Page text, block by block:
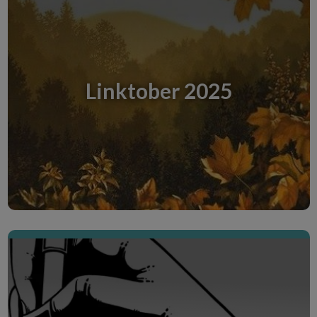
Linktober 2025
Extraits et autres
expérimentations
Ici je publie des extraits de longs projets en cours
ainsi que des expérimentations en sens divers...
Crédit image : © CDD20 | Pixabay - image libre
Entdecke den Creative Room
On vend la mèche (Spill The Beans)